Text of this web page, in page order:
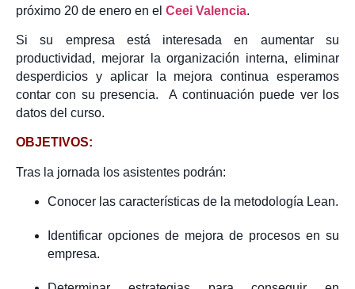
próximo 20 de enero en el Ceei Valencia.
Si su empresa está interesada en aumentar su
productividad, mejorar la organización interna, eliminar
desperdicios y aplicar la mejora continua esperamos
contar con su presencia. A continuación puede ver los
datos del curso.
OBJETIVOS:
Tras la jornada los asistentes podrán:
Conocer las características de la metodología Lean.
Identificar opciones de mejora de procesos en su
empresa.